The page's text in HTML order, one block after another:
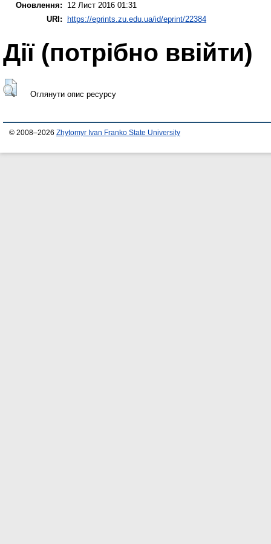
Оновлення:
12 Лист 2016 01:31
URI:
https://eprints.zu.edu.ua/id/eprint/22384
Дії ​​(потрібно ввійти)
Оглянути опис ресурсу
© 2008–2026 Zhytomyr Ivan Franko State University